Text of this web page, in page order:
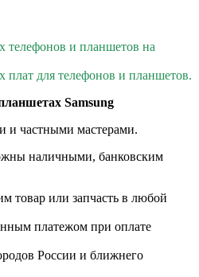
телефонов и планшетов на
для телефонов и планшетов.
Samsung
и частными мастерами.
наличными, банковским
товар или запчасть в любой
платежом при оплате
России и ближнего